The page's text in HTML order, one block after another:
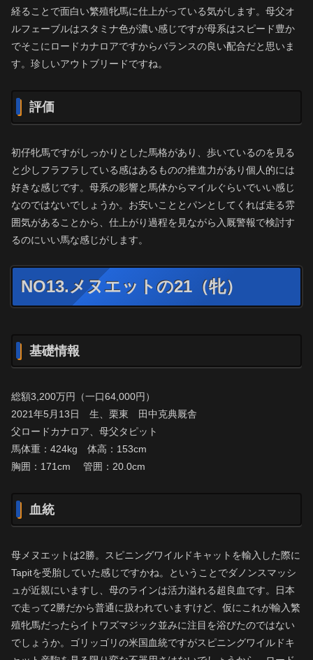
経ることで面白い繁殖牝馬に仕上がっている気がします。母父オ
ルフェーブルはスタミナ色が濃い感じですが母系はスピード豊か
でそこにロードカナロアですからバランスの良い配合だと思いま
す。珍しいアウトブリードですね。
評価
初仔牝馬ですがしっかりとした馬格があり、歩いているのを見る
と少しフラフラしている感はあるものの推進力があり個人的には
好きな感じです。母系の影響と馬体からマイルぐらいでいい感じ
なのではないでしょうか。お安いこととパンとしてくれば走る雰
囲気があることから、仕上がり過程を見ながら入厩警報で検討す
るのにいい馬な感じがします。
NO13.メヌエットの21（牝）
基礎情報
総額3,200万円（一口64,000円）
2021年5月13日 生、栗東 田中克典厩舎
父ロードカナロア、母父タピット
馬体重：424kg 体高：153cm
胸囲：171cm 管囲：20.0cm
血統
母メヌエットは2勝。スピニングワイルドキャットを輸入した際に
Tapitを受胎していた感じですかね。ということでダノンスマッシ
ュが近親にいますし、母のラインは活力溢れる超良血です。日本
で走って2勝だから普通に扱われていますけど、仮にこれが輸入繁
殖牝馬だったらイトワズマジック並みに注目を浴びたのではない
でしょうか。ゴリッゴリの米国血統ですがスピニングワイルドキ